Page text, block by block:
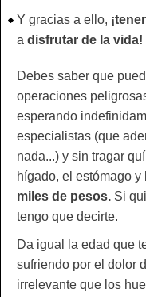
Y gracias a ello,
a disfrutar de la vida!
Debes saber que
operaciones
esperando
especialistas (que
nada...) y sin tragar
hígado, el estómago
miles de pesos. Si
tengo que decirte.
Da igual la edad que
sufriendo por el dolor
irrelevante que los